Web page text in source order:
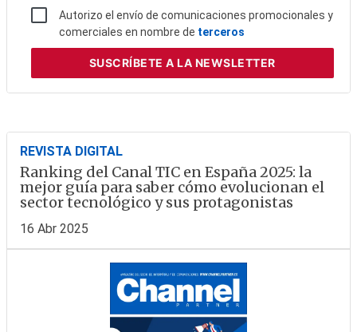
Autorizo el envío de comunicaciones promocionales y
comerciales en nombre de terceros
SUSCRÍBETEA LA NEWSLETTER
REVISTA DIGITAL
Ranking del Canal TIC en España 2025: la
mejor guía para saber cómo evolucionan el
sector tecnológico y sus protagonistas
16 Abr 2025